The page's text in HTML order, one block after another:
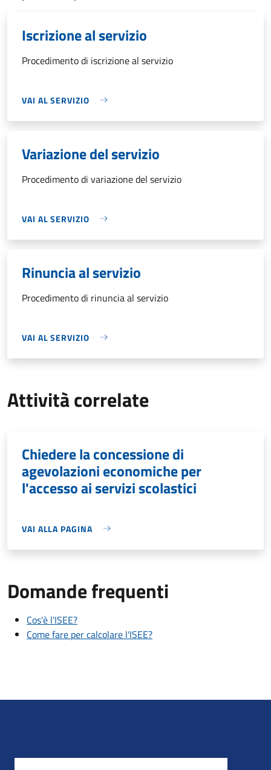
Iscrizione al servizio
Procedimento di iscrizione al servizio
VAI AL SERVIZIO
Variazione del servizio
Procedimento di variazione del servizio
VAI AL SERVIZIO
Rinuncia al servizio
Procedimento di rinuncia al servizio
VAI AL SERVIZIO
Attività correlate
Chiedere la concessione di
agevolazioni economiche per
l'accesso ai servizi scolastici
VAI ALLA PAGINA
Domande frequenti
Cos'è l'ISEE?
Come fare per calcolare l'ISEE?